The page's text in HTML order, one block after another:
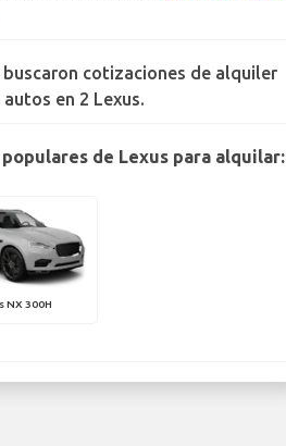
buscaron cotizaciones de alquiler
autos en 2 Lexus.
de Lexus para alquilar:
NX 300H